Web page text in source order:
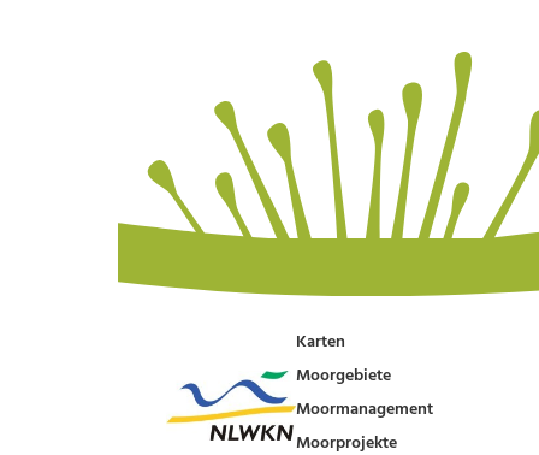
Karten
Moorgebiete
Moormanagement
Moorprojekte